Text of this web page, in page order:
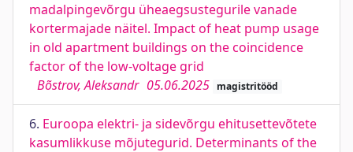
madalpingevõrgu üheaegsustegurile vanade
kortermajade näitel. Impact of heat pump usage
in old apartment buildings on the coincidence
factor of the low-voltage grid
Bõstrov, Aleksandr 05.06.2025 magistritööd
6. Euroopa elektri- ja sidevõrgu ehitusettevõtete
kasumlikkuse mõjutegurid. Determinants of the